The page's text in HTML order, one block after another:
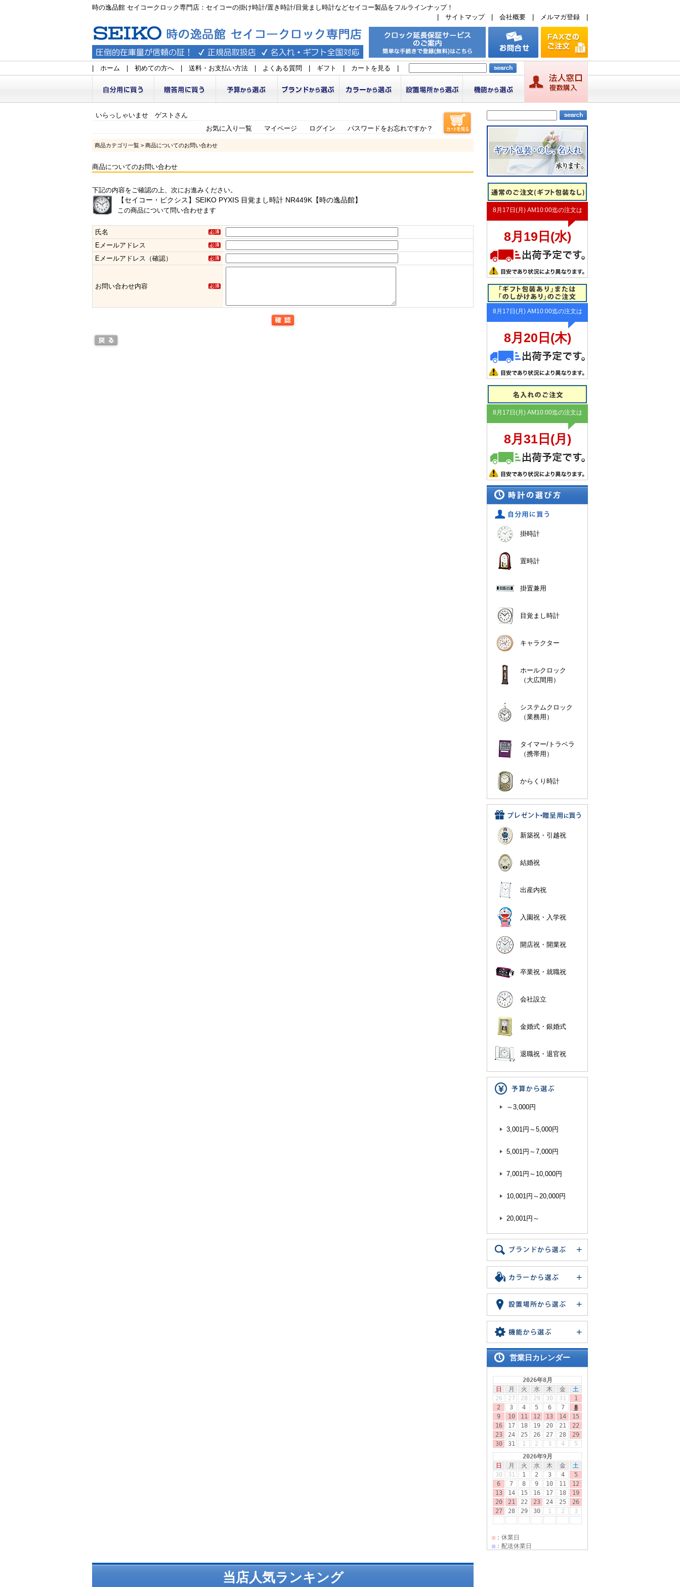
時の逸品館 セイコークロック専門店：セイコーの掛け時計/置き時計/目覚まし時計などセイコー製品をフルラインナップ！
サイトマップ| 会社概要 メルマガ登録
ホーム 初めての方へ 送料・お支払い方法 よくある質問 ギフト カートを見る
いらっしゃいませ ゲストさん
お気に入り一覧
マイページ ログイン パスワードをお忘れですか？
商品カテゴリ一覧 > 商品についてのお問い合わせ
商品についてのお問い合わせ
下記の内容をご確認の上、次にお進みください。
【セイコー・ピクシス】SEIKO PYXIS 目覚まし時計 NR449K【時の逸品館】
この商品について問い合わせます
氏名
Eメールアドレス
Eメールアドレス（確認）
お問い合わせ内容
掛時計
置時計
掛置兼用
目覚まし時計
キャラクター
ホールクロック
（大広間用）
システムクロック
（業務用）
タイマー/トラベラ
（携帯用）
からくり時計
新築祝・引越祝
結婚祝
出産内祝
入園祝・入学祝
開店祝・開業祝
卒業祝・就職祝
会社設立
金婚式・銀婚式
退職祝・退官祝
～3,000円
3,001円～5,000円
5,001円～7,000円
7,001円～10,000円
10,001円～20,000円
20,001円～
営業日カレンダー
当店人気ランキング